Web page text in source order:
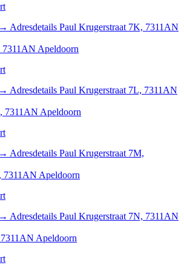
→ Adresdetails Paul Krugerstraat 7K, 7311AN
7311AN Apeldoorn
→ Adresdetails Paul Krugerstraat 7L, 7311AN
7311AN Apeldoorn
→ Adresdetails Paul Krugerstraat 7M,
7311AN Apeldoorn
→ Adresdetails Paul Krugerstraat 7N, 7311AN
Apeldoorn